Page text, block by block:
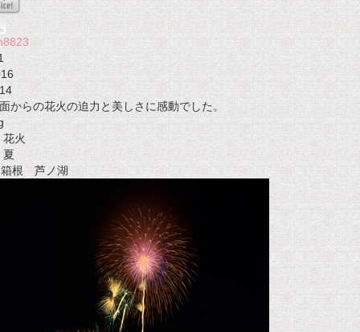
14
からの花火の迫力と美しさに感動でした。
花火
夏
根 芦ノ湖